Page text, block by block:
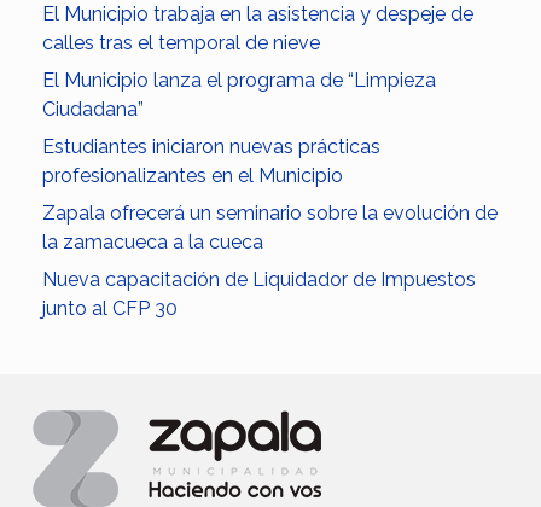
El Municipio trabaja en la asistencia y despeje de
calles tras el temporal de nieve
El Municipio lanza el programa de “Limpieza
Ciudadana”
Estudiantes iniciaron nuevas prácticas
profesionalizantes en el Municipio
Zapala ofrecerá un seminario sobre la evolución de
la zamacueca a la cueca
Nueva capacitación de Liquidador de Impuestos
junto al CFP 30